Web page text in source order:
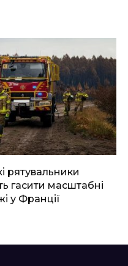
рятувальники
гасити масштабні
у Франції